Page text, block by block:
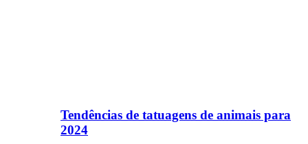
Tendências de tatuagens de animais para
2024